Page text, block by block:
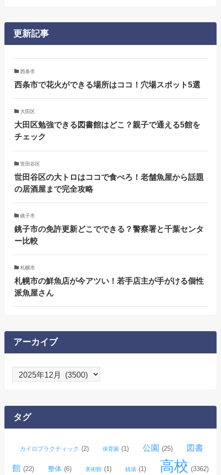
更新記事
西条市
西条市で花火ができる場所はココ！穴場スポット5選
大田区
大田区勉強できる図書館はどこ？親子で通える5館を
チェック
世田谷区
世田谷区の大トロはココで食べろ！老舗魚屋から話題
の居酒屋まで完全攻略
銚子市
銚子市の免許更新どこでできる？警察署と千葉センタ
ー比較
札幌市
札幌市の鮮魚店が今アツい！若手店主が手がける個性
派魚屋さん
アーカイブ
ア
ー
ブ
タグ
カイロプラクティック (2) 保育園 (1) 公園 (25) 図書
館 (22) 整体 (6) 美術館 (1) 銭湯 (1) 高校 (3362)